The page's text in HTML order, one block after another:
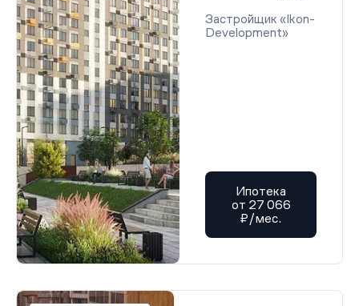
Застройщик «Ikon-
Development»
Ипотека
от 27 066
₽/мес.